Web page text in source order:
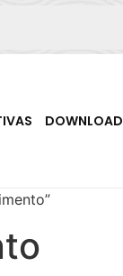
DOWNLOAD